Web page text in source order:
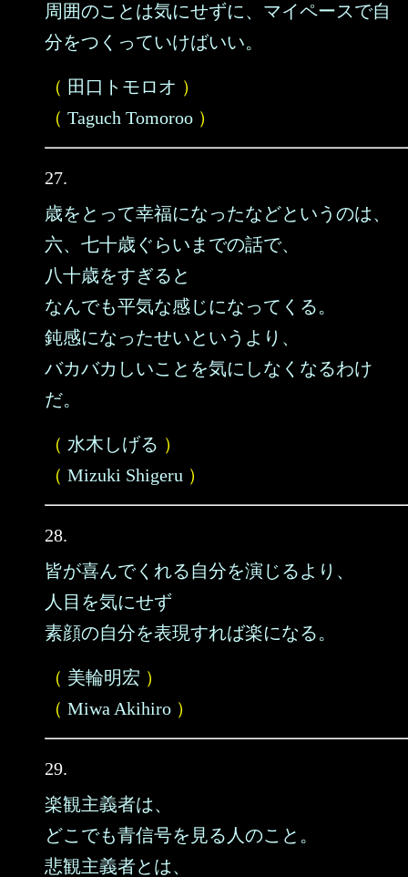
周囲のことは気にせずに、マイペースで自
分をつくっていけばいい。
（ 田口トモロオ ）
（ Taguch Tomoroo ）
27.
歳をとって幸福になったなどというのは、
六、七十歳ぐらいまでの話で、
八十歳をすぎると
なんでも平気な感じになってくる。
鈍感になったせいというより、
バカバカしいことを気にしなくなるわけ
だ。
（ 水木しげる ）
（ Mizuki Shigeru ）
28.
皆が喜んでくれる自分を演じるより、
人目を気にせず
素顔の自分を表現すれば楽になる。
（ 美輪明宏 ）
（ Miwa Akihiro ）
29.
楽観主義者は、
どこでも青信号を見る人のこと。
悲観主義者とは、